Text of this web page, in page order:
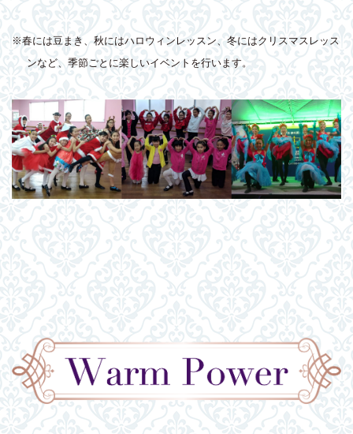
※春には豆まき、秋にはハロウィンレッスン、冬にはクリスマスレッス
ンなど、季節ごとに楽しいイベントを行います。